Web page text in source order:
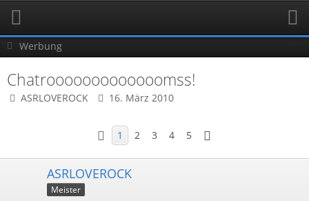
Werbung
Chatrooooooooooooomss!
ASRLOVEROCK 16. März 2010
1 2 3 4 5
ASRLOVEROCK
Meister